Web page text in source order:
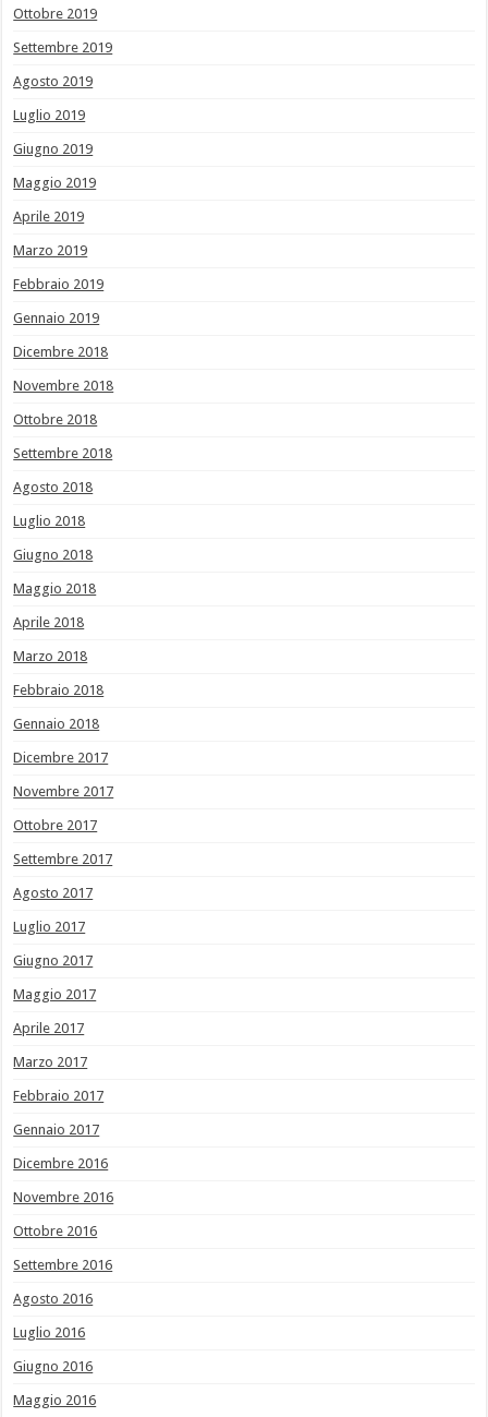
Ottobre 2019
Settembre 2019
Agosto 2019
Luglio 2019
Giugno 2019
Maggio 2019
Aprile 2019
Marzo 2019
Febbraio 2019
Gennaio 2019
Dicembre 2018
Novembre 2018
Ottobre 2018
Settembre 2018
Agosto 2018
Luglio 2018
Giugno 2018
Maggio 2018
Aprile 2018
Marzo 2018
Febbraio 2018
Gennaio 2018
Dicembre 2017
Novembre 2017
Ottobre 2017
Settembre 2017
Agosto 2017
Luglio 2017
Giugno 2017
Maggio 2017
Aprile 2017
Marzo 2017
Febbraio 2017
Gennaio 2017
Dicembre 2016
Novembre 2016
Ottobre 2016
Settembre 2016
Agosto 2016
Luglio 2016
Giugno 2016
Maggio 2016